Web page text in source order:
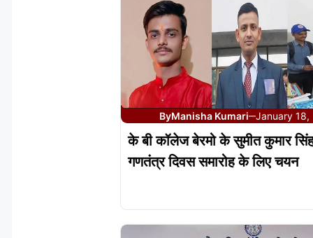
ByManisha Kumari—January 18,
के बी कॉलेज बेरमो के सुमीत कुमार
गणतंत्र दिवस समारोह के लिए चयन